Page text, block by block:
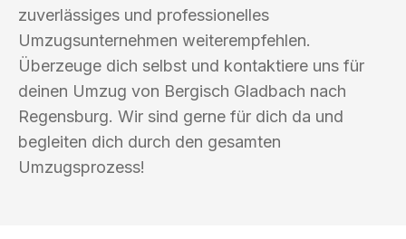
zuverlässiges und professionelles
Umzugsunternehmen weiterempfehlen.
Überzeuge dich selbst und kontaktiere uns für
deinen Umzug von Bergisch Gladbach nach
Regensburg. Wir sind gerne für dich da und
begleiten dich durch den gesamten
Umzugsprozess!